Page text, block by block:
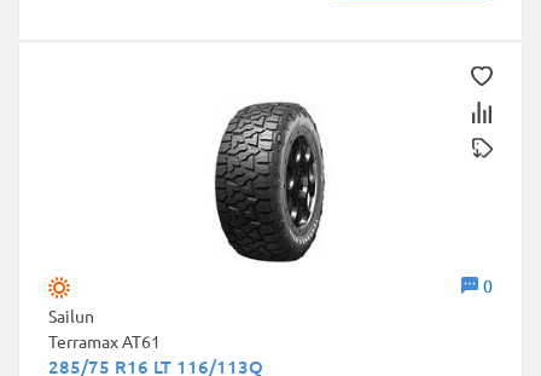
0
Sailun
Terramax AT61
285/75 R16 LT 116/113Q